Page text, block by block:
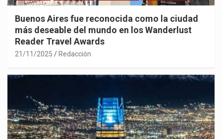
Buenos Aires fue reconocida como la ciudad
más deseable del mundo en los Wanderlust
Reader Travel Awards
21/11/2025 Redacción